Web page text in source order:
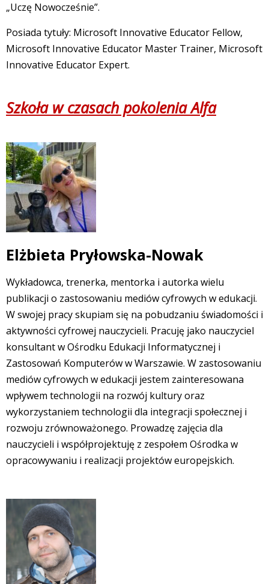
„Uczę Nowocześnie”.
Posiada tytuły: Microsoft Innovative Educator Fellow,
Microsoft Innovative Educator Master Trainer, Microsoft
Innovative Educator Expert.
Szkoła w czasach pokolenia Alfa
Elżbieta Pryłowska-Nowak
Wykładowca, trenerka, mentorka i autorka wielu
publikacji o zastosowaniu mediów cyfrowych w edukacji.
W swojej pracy skupiam się na pobudzaniu świadomości i
aktywności cyfrowej nauczycieli. Pracuję jako nauczyciel
konsultant w Ośrodku Edukacji Informatycznej i
Zastosowań Komputerów w Warszawie. W zastosowaniu
mediów cyfrowych w edukacji jestem zainteresowana
wpływem technologii na rozwój kultury oraz
wykorzystaniem technologii dla integracji społecznej i
rozwoju zrównoważonego. Prowadzę zajęcia dla
nauczycieli i współprojektuję z zespołem Ośrodka w
opracowywaniu i realizacji projektów europejskich.